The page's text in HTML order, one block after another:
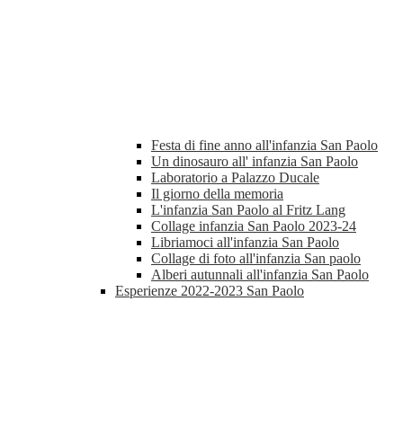
Festa di fine anno all'infanzia San Paolo
Un dinosauro all' infanzia San Paolo
Laboratorio a Palazzo Ducale
Il giorno della memoria
L'infanzia San Paolo al Fritz Lang
Collage infanzia San Paolo 2023-24
Libriamoci all'infanzia San Paolo
Collage di foto all'infanzia San paolo
Alberi autunnali all'infanzia San Paolo
Esperienze 2022-2023 San Paolo